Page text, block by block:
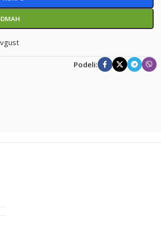
Podeli: